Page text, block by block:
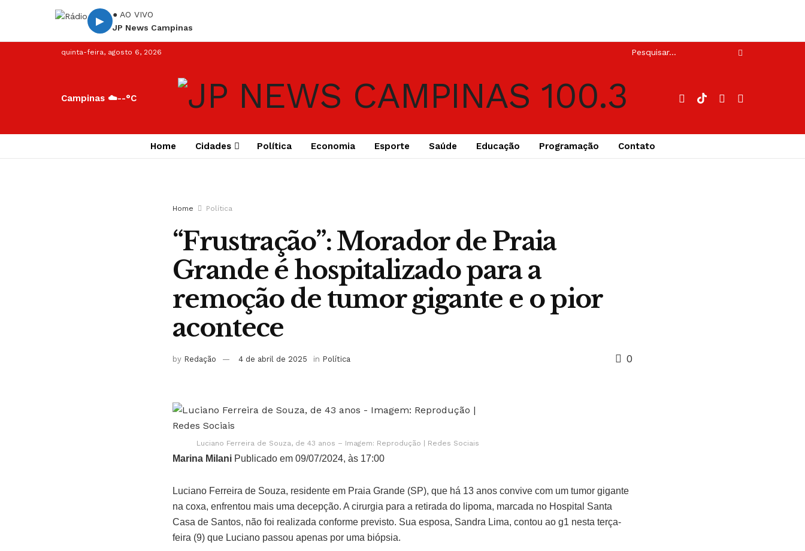
▶
● AO VIVO
JP News Campinas
quinta-feira, agosto 6, 2026
Campinas ☁️--°C
Home Cidades Política Economia Esporte Saúde Educação Programação Contato
Home Política
“Frustração”: Morador de Praia
Grande é hospitalizado para a
remoção de tumor gigante e o pior
acontece
by Redação 4 de abril de 2025 in Política 0
Luciano Ferreira de Souza, de 43 anos – Imagem: Reprodução | Redes Sociais
Marina Milani Publicado em 09/07/2024, às 17:00
Luciano Ferreira de Souza, residente em Praia Grande (SP), que há 13 anos convive com um tumor gigante
na coxa, enfrentou mais uma decepção. A cirurgia para a retirada do lipoma, marcada no Hospital Santa
Casa de Santos, não foi realizada conforme previsto. Sua esposa, Sandra Lima, contou ao g1 nesta terça-
feira (9) que Luciano passou apenas por uma biópsia.